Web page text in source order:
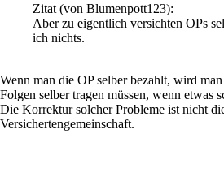
Zitat (von Blumenpott123):
Aber zu eigentlich versichten OPs
ich nichts.
Wenn man die OP selber bezahlt, wird
Folgen selber tragen müssen, wenn etwas
Die Korrektur solcher Probleme ist nicht
Versichertengemeinschaft.